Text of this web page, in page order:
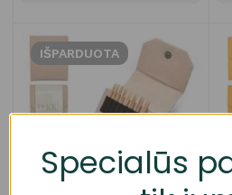
IŠPARDUOTA
Specialūs